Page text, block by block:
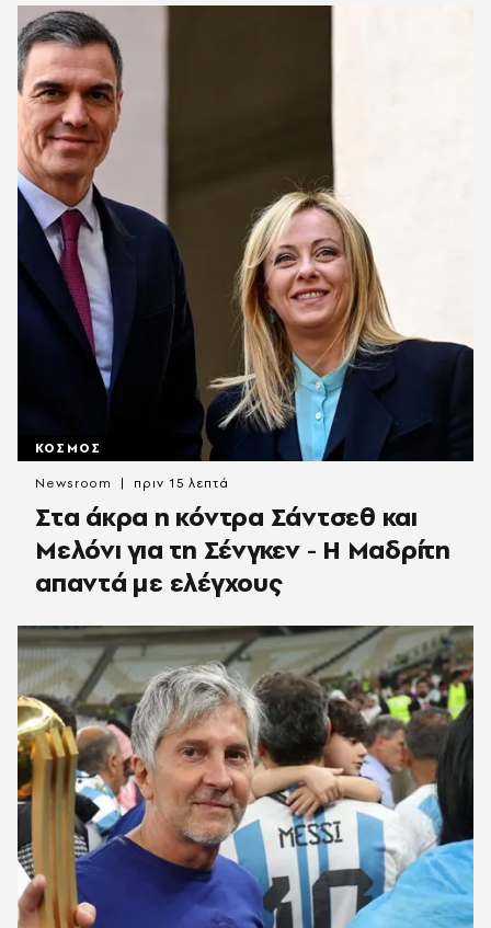
ΚΟΣΜΟΣ
Στα άκρα η κόντρα Σάντσεθ και
Μελόνι για τη Σένγκεν - Η Μαδρίτη
απαντά με ελέγχους
Newsroom πριν 15 λεπτά